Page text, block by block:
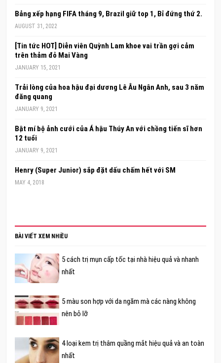
Bảng xếp hạng FIFA tháng 9, Brazil giữ top 1, Bỉ đứng thứ 2.
AUGUST 31, 2022
[Tin tức HOT] Diễn viên Quỳnh Lam khoe vai trần gợi cảm
trên thảm đỏ Mai Vàng
JANUARY 15, 2021
Trải lòng của hoa hậu đại dương Lê Âu Ngân Anh, sau 3 năm
đăng quang
JANUARY 9, 2021
Bật mí bộ ảnh cưới của Á hậu Thúy An với chồng tiến sĩ hơn
12 tuổi
JANUARY 9, 2021
Henry (Super Junior) sắp đặt dấu chấm hết với SM
MAY 4, 2018
BÀI VIẾT XEM NHIỀU
5 cách trị mụn cấp tốc tại nhà hiệu quả và nhanh
nhất
5 màu son hợp với da ngăm mà các nàng không
nên bỏ lỡ
4 loại kem trị thâm quầng mắt hiệu quả và an toàn
nhất